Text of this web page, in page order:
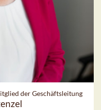
der Geschäftsleitung